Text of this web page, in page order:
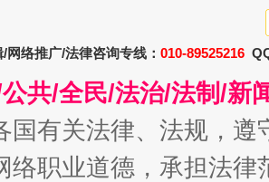
域中谋全局
今
网络推广/法律咨询专线： 010-89525216
共/全民/法治/法制/新
国有关法律、法规，
络职业道德，承担法